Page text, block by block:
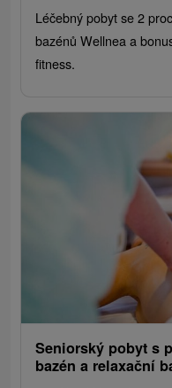
Léčebný pobyt se 2
bazénů Wellnea a
fitness.
Seniorský pobyt s
bazén a relaxační